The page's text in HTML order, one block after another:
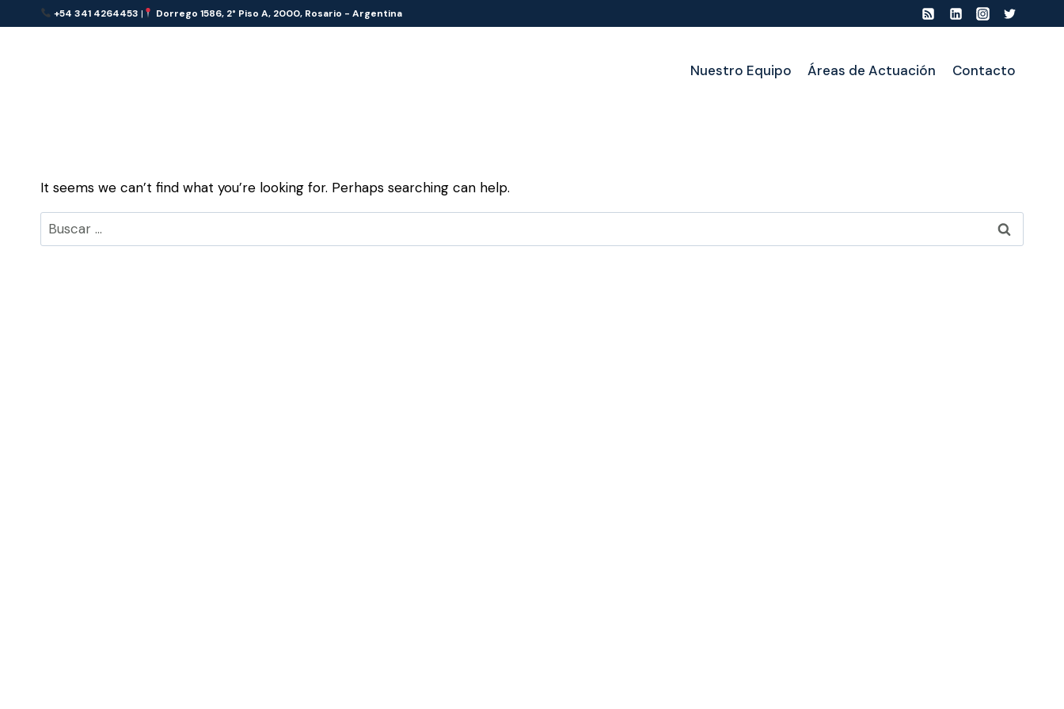
to
+54 341 4264453 | Dorrego 1586, 2° Piso A, 2000, Rosario - Argentina
Nuestro Equipo Áreas de Actuación Contacto
It seems we can’t find what you’re looking for. Perhaps searching can help.
Buscar: